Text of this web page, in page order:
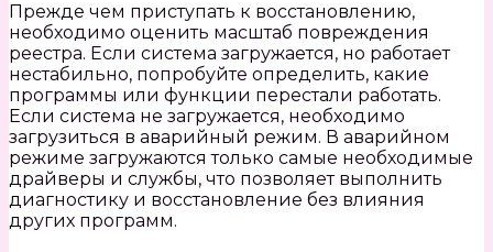
Прежде чем приступать к восстановлению,
необходимо оценить масштаб повреждения
реестра. Если система загружается, но работает
нестабильно, попробуйте определить, какие
программы или функции перестали работать.
Если система не загружается, необходимо
загрузиться в аварийный режим. В аварийном
режиме загружаются только самые необходимые
драйверы и службы, что позволяет выполнить
диагностику и восстановление без влияния
других программ.